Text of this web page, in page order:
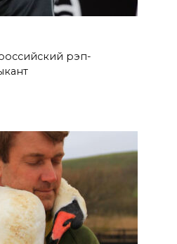
рэп-